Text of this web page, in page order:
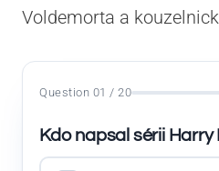
Voldemorta a
Question 01 / 20
Kdo napsal sérii Harry